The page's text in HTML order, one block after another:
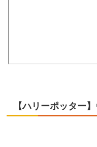
【ハリーポッター